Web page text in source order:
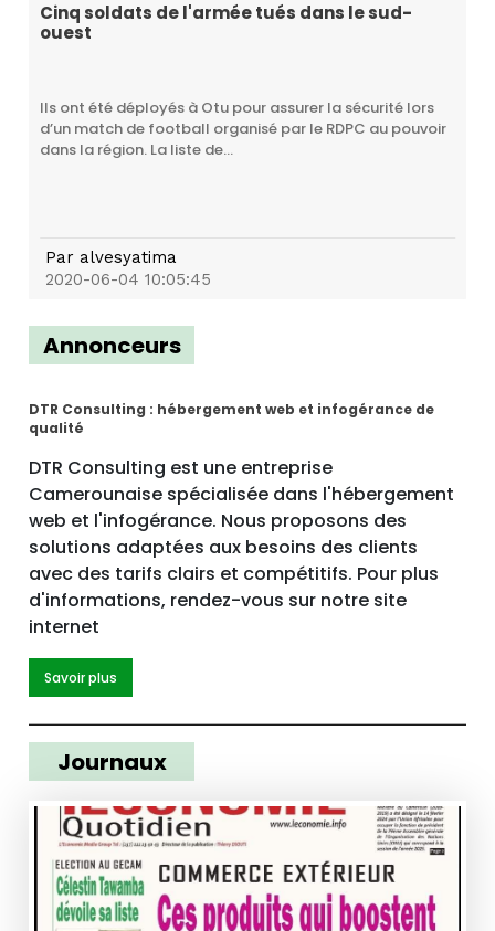
Cinq soldats de l'armée tués dans le sud-
ouest
Ils ont été déployés à Otu pour assurer la sécurité lors
d’un match de football organisé par le RDPC au pouvoir
dans la région. La liste de...
Paralvesyatima
2020-06-04 10:05:45
Annonceurs
DTR Consulting : hébergement web et infogérance de
qualité
DTR Consulting est une entreprise
Camerounaise spécialisée dans l'hébergement
web et l'infogérance. Nous proposons des
solutions adaptées aux besoins des clients
avec des tarifs clairs et compétitifs. Pour plus
d'informations, rendez-vous sur notre site
internet
Savoir plus
Journaux